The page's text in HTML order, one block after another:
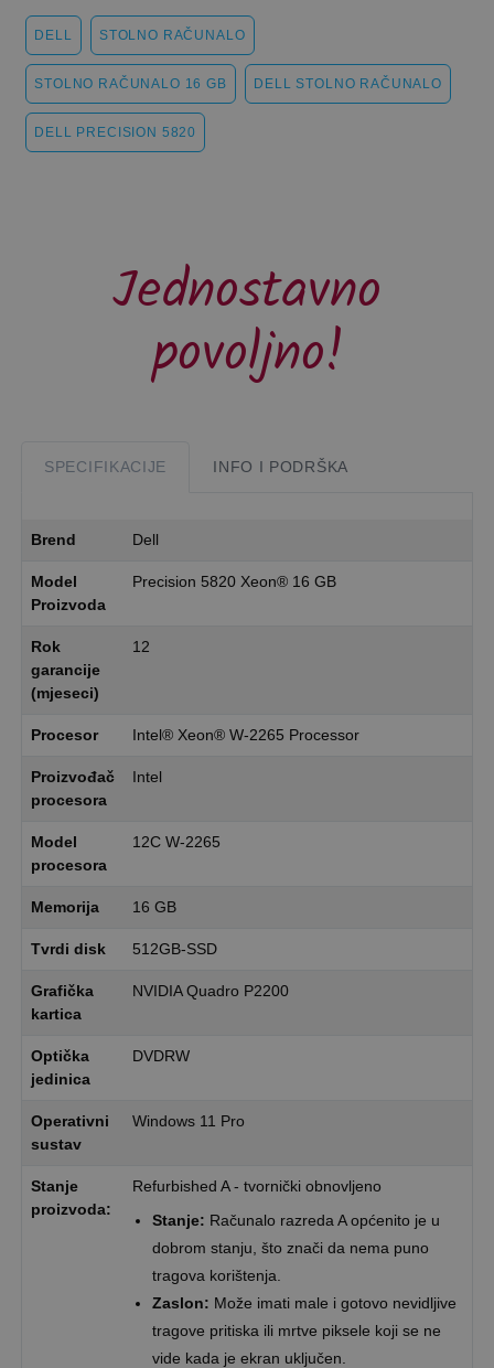
DELL STOLNO RAČUNALO
STOLNO RAČUNALO 16 GB DELL STOLNO RAČUNALO
DELL PRECISION 5820
Jednostavno
povoljno!
SPECIFIKACIJE INFO I PODRŠKA
Brend Dell
Model
Proizvoda
Precision 5820 Xeon® 16 GB
Rok
garancije
(mjeseci)
12
Procesor Intel® Xeon® W-2265 Processor
Proizvođač
procesora
Intel
Model
procesora
12C W-2265
Memorija 16 GB
Tvrdi disk 512GB-SSD
Grafička
kartica
NVIDIA Quadro P2200
Optička
jedinica
DVDRW
Operativni
sustav
Windows 11 Pro
Stanje
proizvoda:
Refurbished A - tvornički obnovljeno
Stanje: Računalo razreda A općenito je u
dobrom stanju, što znači da nema puno
tragova korištenja.
Zaslon: Može imati male i gotovo nevidljive
tragove pritiska ili mrtve piksele koji se ne
vide kada je ekran uključen.